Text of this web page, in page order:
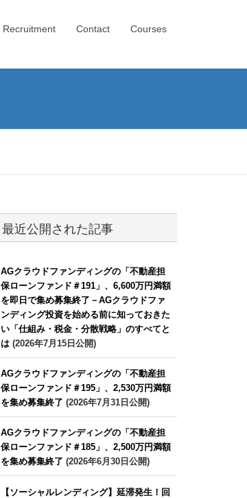
Recruitment Contact Courses
最近公開された記事
AGクラウドファンディングの「不動産担
保ローンファンド＃191」、6,600万円満額
を即日で集め募集終了－AGクラウドファ
ンディング投資を始める前に知っておきた
い「仕組み・税金・分散戦略」のすべてと
は(2026年7月15日公開)
AGクラウドファンディングの「不動産担
保ローンファンド＃195」、2,530万円満額
を集め募集終了 (2026年7月31日公開)
AGクラウドファンディングの「不動産担
保ローンファンド＃185」、2,500万円満額
を集め募集終了 (2026年6月30日公開)
【ソーシャルレンディング】延滞発生！回